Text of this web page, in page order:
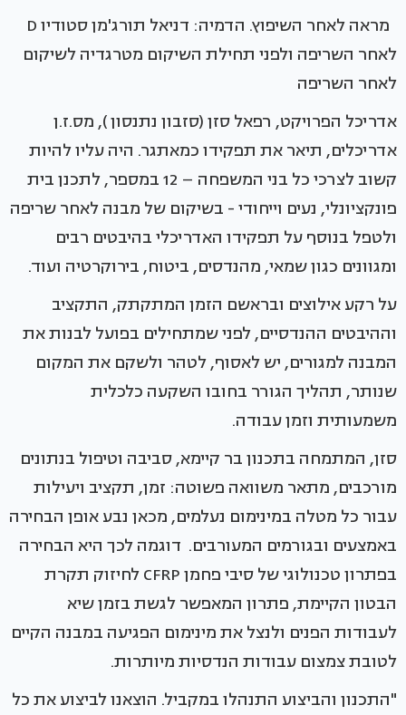
מראה לאחר השיפוץ. הדמיה: דניאל תורג'מן סטודיו D
לאחר השריפה ולפני תחילת השיקום מטרגדיה לשיקום
לאחר השריפה
אדריכל הפרויקט, רפאל סזן (סזבון נתנסון ), מס.ז.ן
אדריכלים, תיאר את תפקידו כמאתגר. היה עליו להיות
קשוב לצרכי כל בני המשפחה – 12 במספר, לתכנן בית
פונקציונלי, נעים וייחודי - בשיקום של מבנה לאחר שריפה
ולטפל בנוסף על תפקידו האדריכלי בהיבטים רבים
ומגוונים כגון שמאי, מהנדסים, ביטוח, בירוקרטיה ועוד.
על רקע אילוצים ובראשם הזמן המתקתק, התקציב
וההיבטים ההנדסיים, לפני שמתחילים בפועל לבנות את
המבנה למגורים, יש לאסוף, לטהר ולשקם את המקום
שנותר, תהליך הגורר בחובו השקעה כלכלית
משמעותית וזמן עבודה.
סזן, המתמחה בתכנון בר קיימא, סביבה וטיפול בנתונים
מורכבים, מתאר משוואה פשוטה: זמן, תקציב ויעילות
עבור כל מטלה במינימום נעלמים, מכאן נבע אופן הבחירה
באמצעים ובגורמים המעורבים. דוגמה לכך היא הבחירה
בפתרון טכנולוגי של סיבי פחמן CFRP לחיזוק תקרת
הבטון הקיימת, פתרון המאפשר לגשת בזמן שיא
לעבודות הפנים ולנצל את מינימום הפגיעה במבנה הקיים
לטובת צמצום עבודות הנדסיות מיותרות.
"התכנון והביצוע התנהלו במקביל. הוצאנו לביצוע את כל